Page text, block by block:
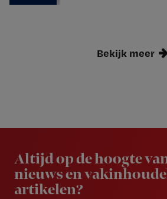
Bekijk meer
Altijd op de hoogte
nieuws en
artikelen?